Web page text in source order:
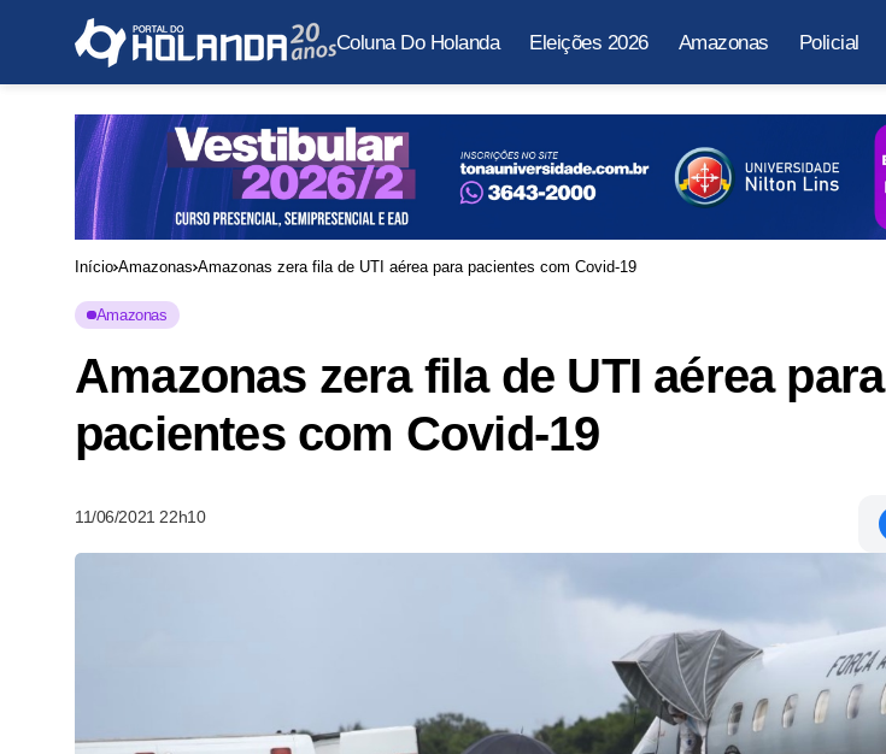
Coluna Do Holanda Eleições 2026 Amazonas Policial
Início Amazonas Amazonas zera fila de UTI aérea para pacientes com Covid-19
Amazonas
Amazonas zera fila de UTI aérea para
pacientes com Covid-19
11/06/2021 22h10